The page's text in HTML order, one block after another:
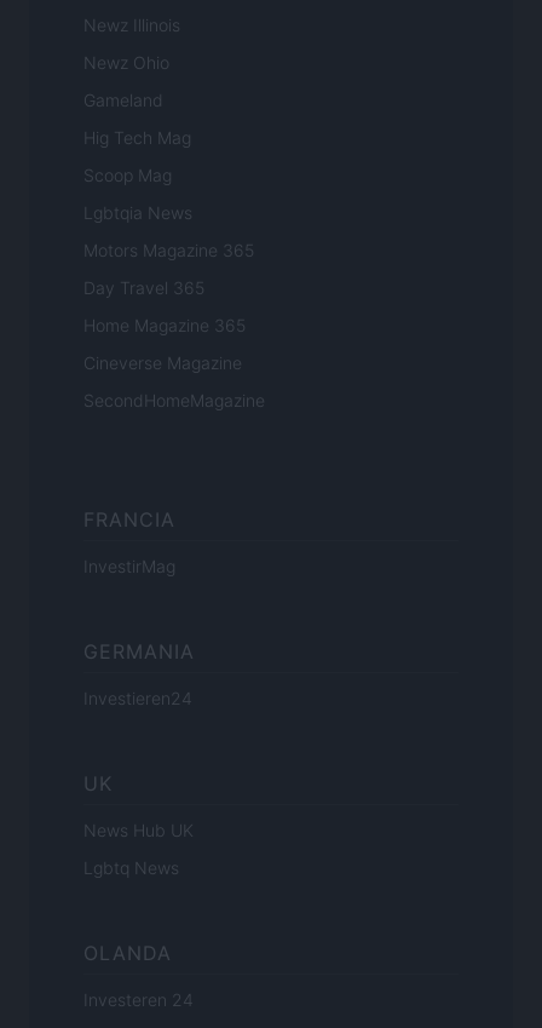
Newz Illinois
Newz Ohio
Gameland
Hig Tech Mag
Scoop Mag
Lgbtqia News
Motors Magazine 365
Day Travel 365
Home Magazine 365
Cineverse Magazine
SecondHomeMagazine
FRANCIA
InvestirMag
GERMANIA
Investieren24
UK
News Hub UK
Lgbtq News
OLANDA
Investeren 24